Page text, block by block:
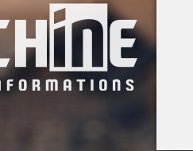
Conseils voyageurs
Plantes médicinales
Cuisine
Grammaire
Traducteur
Exos & Flashcards
+50 Outils